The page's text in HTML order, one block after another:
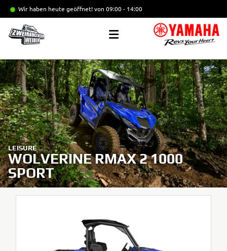
Wir haben heute geöffnet!von 09:00 - 14:00
LEISURE
WOLVERINE RMAX 2 1000
SPORT